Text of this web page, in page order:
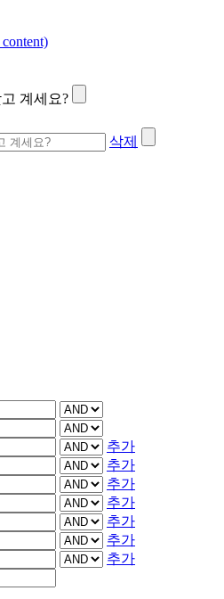
계세요?
삭제
추가
추가
추가
추가
추가
추가
추가